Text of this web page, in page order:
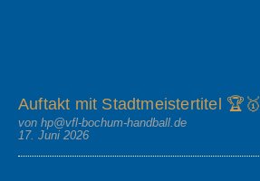
Auftakt mit Stadtmeistertitel 🏆🥇
von hp@vfl-bochum-handball.de
17. Juni 2026